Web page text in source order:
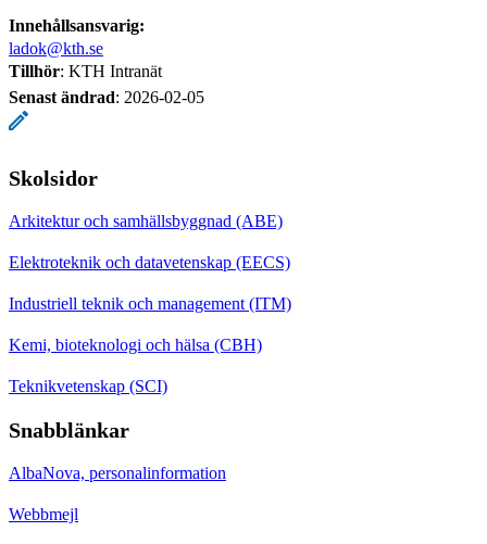
Innehållsansvarig:
ladok@kth.se
Tillhör: KTH Intranät
Senast ändrad: 2026-02-05
Skolsidor
Arkitektur och samhällsbyggnad (ABE)
Elektroteknik och datavetenskap (EECS)
Industriell teknik och management (ITM)
Kemi, bioteknologi och hälsa (CBH)
Teknikvetenskap (SCI)
Snabblänkar
AlbaNova, personalinformation
Webbmejl